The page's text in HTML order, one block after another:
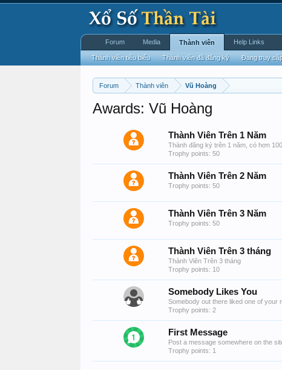
Forum Thành viên Vũ Hoàng
Awards: Vũ Hoàng
Thành Viên Trên 1 Năm
Thành đăng ký trên 1 năm, có hơn
Trophy points: 50
Thành Viên Trên 2 Năm
Trophy points: 50
Thành Viên Trên 3 Năm
Trophy points: 50
Thành Viên Trên 3 tháng
Thành Viên Trên 3 tháng
Trophy points: 10
Somebody Likes You
Somebody out there liked one of your
Trophy points: 2
First Message
Post a message somewhere on the
Trophy points: 1
Forum Media Thành viên
Thành viên tiêu biểu Thành viên đã đăng ký Đang truy
Help Links